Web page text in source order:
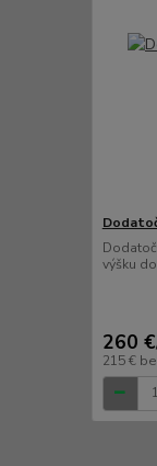
výšku
260 €
215 €